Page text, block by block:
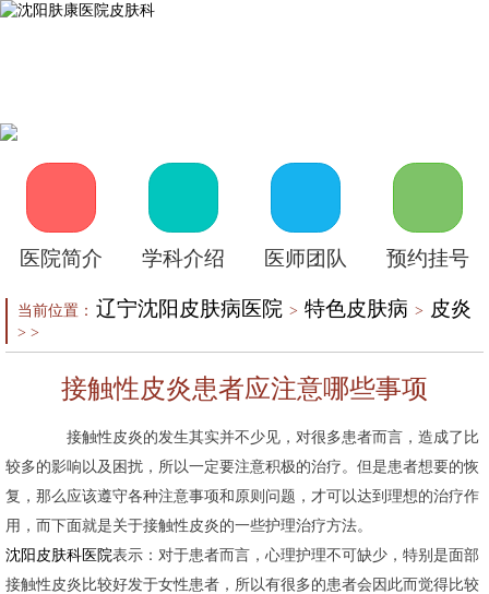
医院简介 学科介绍 医师团队 预约挂号
当前位置： 辽宁沈阳皮肤病医院 > 特色皮肤病 > 皮炎
> >
接触性皮炎患者应注意哪些事项
接触性皮炎的发生其实并不少见，对很多患者而言，造成了比
较多的影响以及困扰，所以一定要注意积极的治疗。但是患者想要的恢
复，那么应该遵守各种注意事项和原则问题，才可以达到理想的治疗作
用，而下面就是关于接触性皮炎的一些护理治疗方法。
沈阳皮肤科医院表示：对于患者而言，心理护理不可缺少，特别是面部
接触性皮炎比较好发于女性患者，所以有很多的患者会因此而觉得比较